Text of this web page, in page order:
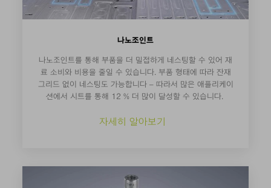
나노조인트
나노조인트를 통해 부품을 더 밀접하게 네스팅할 수 있어 재
료 소비와 비용을 줄일 수 있습니다. 부품 형태에 따라 잔재
그리드 없이 네스팅도 가능합니다 – 따라서 많은 애플리케이
션에서 시트를 통해 12 % 더 많이 달성할 수 있습니다.
자세히 알아보기